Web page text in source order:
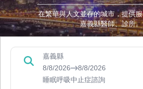
在繁華與人文並存的城市，提供
嘉義縣醫師、診所。
嘉義縣
8/8/2026
8/8/2026
睡眠呼吸中止症諮詢